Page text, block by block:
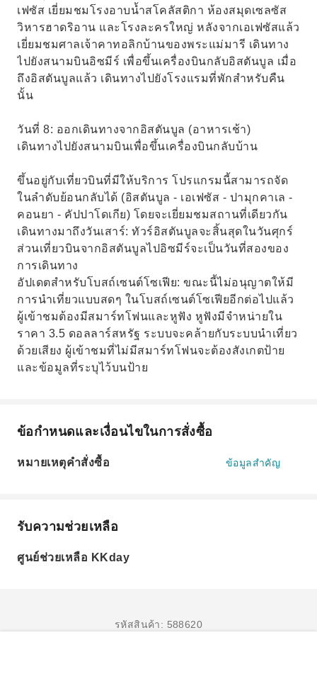
เฟซัส เยี่ยมชมโรงอาบน้ำสโคลัสติกา ห้องสมุดเซลซัส
วิหารฮาดริอาน และโรงละครใหญ่ หลังจากเอเฟซัสแล้ว
เยี่ยมชมศาลเจ้าคาทอลิกบ้านของพระแม่มารี เดินทาง
ไปยังสนามบินอิซมีร์ เพื่อขึ้นเครื่องบินกลับอิสตันบูล เมื่อ
ถึงอิสตันบูลแล้ว เดินทางไปยังโรงแรมที่พักสำหรับคืน
นั้น
วันที่ 8: ออกเดินทางจากอิสตันบูล (อาหารเช้า)
เดินทางไปยังสนามบินเพื่อขึ้นเครื่องบินกลับบ้าน
ขึ้นอยู่กับเที่ยวบินที่มีให้บริการ โปรแกรมนี้สามารถจัด
ในลำดับย้อนกลับได้ (อิสตันบูล - เอเฟซัส - ปามุกคาเล -
คอนยา - คัปปาโดเกีย) โดยจะเยี่ยมชมสถานที่เดียวกัน
เดินทางมาถึงวันเสาร์: ทัวร์อิสตันบูลจะสิ้นสุดในวันศุกร์
ส่วนเที่ยวบินจากอิสตันบูลไปอิซมีร์จะเป็นวันที่สองของ
การเดินทาง
อัปเดตสำหรับโบสถ์เซนต์โซเฟีย: ขณะนี้ไม่อนุญาตให้มี
การนำเที่ยวแบบสดๆ ในโบสถ์เซนต์โซเฟียอีกต่อไปแล้ว
ผู้เข้าชมต้องมีสมาร์ทโฟนและหูฟัง หูฟังมีจำหน่ายใน
ราคา 3.5 ดอลลาร์สหรัฐ ระบบจะคล้ายกับระบบนำเที่ยว
ด้วยเสียง ผู้เข้าชมที่ไม่มีสมาร์ทโฟนจะต้องสังเกตป้าย
และข้อมูลที่ระบุไว้บนป้าย
ข้อกำหนดและเงื่อนไขในการสั่งซื้อ
หมายเหตุคำสั่งซื้อ ข้อมูลสำคัญ
รับความช่วยเหลือ
ศูนย์ช่วยเหลือ KKday
รหัสสินค้า: 588620